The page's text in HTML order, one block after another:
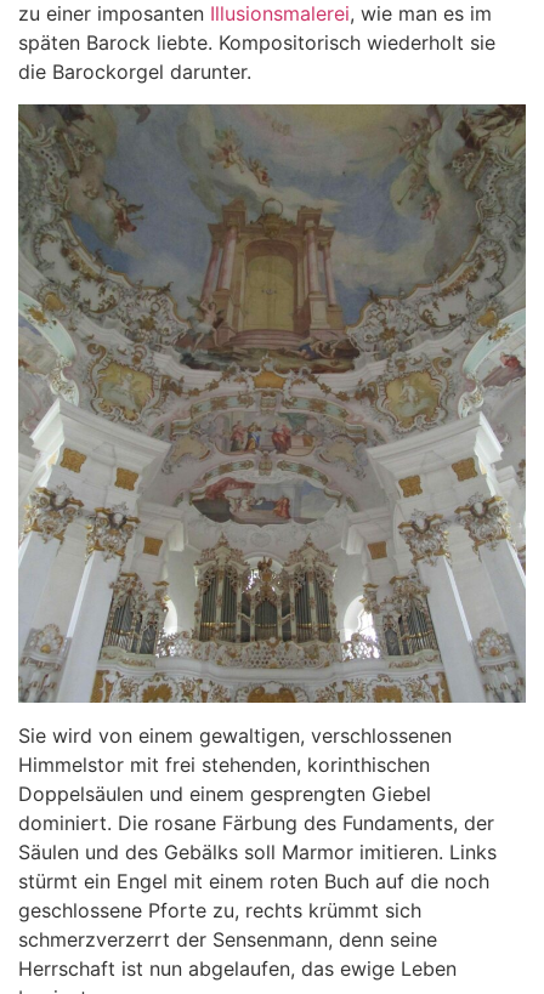
zu einer imposanten Illusionsmalerei, wie man es im
späten Barock liebte. Kompositorisch wiederholt sie
die Barockorgel darunter.
Sie wird von einem gewaltigen, verschlossenen
Himmelstor mit frei stehenden, korinthischen
Doppelsäulen und einem gesprengten Giebel
dominiert. Die rosane Färbung des Fundaments, der
Säulen und des Gebälks soll Marmor imitieren. Links
stürmt ein Engel mit einem roten Buch auf die noch
geschlossene Pforte zu, rechts krümmt sich
schmerzverzerrt der Sensenmann, denn seine
Herrschaft ist nun abgelaufen, das ewige Leben